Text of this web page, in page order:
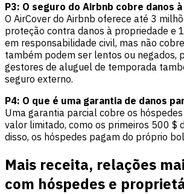
P3: O seguro do Airbnb cobre danos
O AirCover do Airbnb oferece até 3
proteção contra danos à propriedade e
em responsabilidade civil, mas não
também podem ser lentos ou negados,
gestores de aluguel de temporada
seguro externo.
P4: O que é uma garantia de danos
Uma garantia parcial cobre os
valor limitado, como os primeiros 500 $
disso, os hóspedes pagam do próprio
Mais receita, relações
com hóspedes e